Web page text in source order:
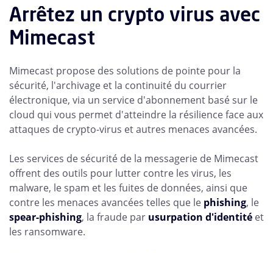
Arrêtez un crypto virus avec
Mimecast
Mimecast propose des solutions de pointe pour la
sécurité, l'archivage et la continuité du courrier
électronique, via un service d'abonnement basé sur le
cloud qui vous permet d'atteindre la résilience face aux
attaques de crypto-virus et autres menaces avancées.
Les services de sécurité de la messagerie de Mimecast
offrent des outils pour lutter contre les virus, les
malware, le spam et les fuites de données, ainsi que
contre les menaces avancées telles que le phishing, le
spear-phishing, la fraude par usurpation d'identité et
les ransomware.